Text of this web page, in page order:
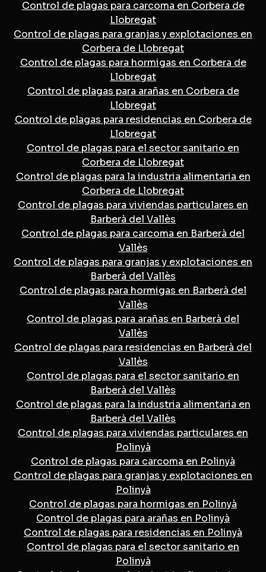
Control de plagas para carcoma en Corbera de
Llobregat
Control de plagas para granjas y explotaciones en
Corbera de Llobregat
Control de plagas para hormigas en Corbera de
Llobregat
Control de plagas para arañas en Corbera de
Llobregat
Control de plagas para residencias en Corbera de
Llobregat
Control de plagas para el sector sanitario en
Corbera de Llobregat
Control de plagas para la industria alimentaria en
Corbera de Llobregat
Control de plagas para viviendas particulares en
Barberà del Vallès
Control de plagas para carcoma en Barberà del
Vallès
Control de plagas para granjas y explotaciones en
Barberà del Vallès
Control de plagas para hormigas en Barberà del
Vallès
Control de plagas para arañas en Barberà del
Vallès
Control de plagas para residencias en Barberà del
Vallès
Control de plagas para el sector sanitario en
Barberà del Vallès
Control de plagas para la industria alimentaria en
Barberà del Vallès
Control de plagas para viviendas particulares en
Polinyà
Control de plagas para carcoma en Polinyà
Control de plagas para granjas y explotaciones en
Polinyà
Control de plagas para hormigas en Polinyà
Control de plagas para arañas en Polinyà
Control de plagas para residencias en Polinyà
Control de plagas para el sector sanitario en
Polinyà